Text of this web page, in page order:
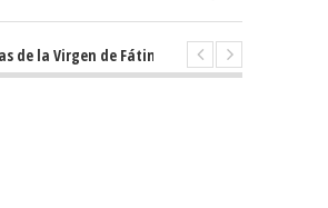
Virgen de Fátima con diez días de tradición,